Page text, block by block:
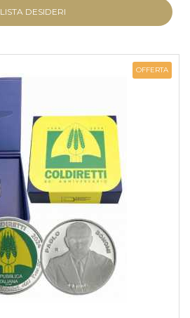
LISTA DESIDERI
OFFERTA